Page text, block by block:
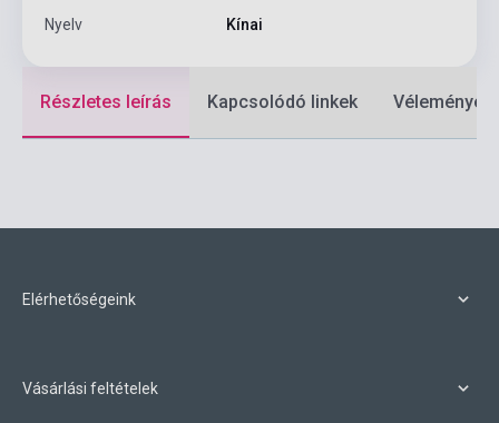
Nyelv Kínai
Részletes leírás Kapcsolódó linkek Vélemények
Elérhetőségeink
Vásárlási feltételek